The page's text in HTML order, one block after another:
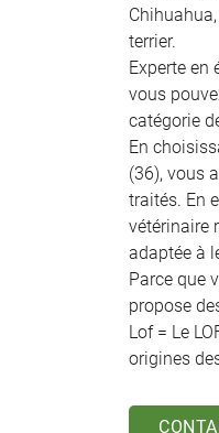
terrier.
Experte en
vous
catégorie
En
(36), vous
traités. En
vétérinaire
adaptée à
Parce que
propose
Lof = Le
origines